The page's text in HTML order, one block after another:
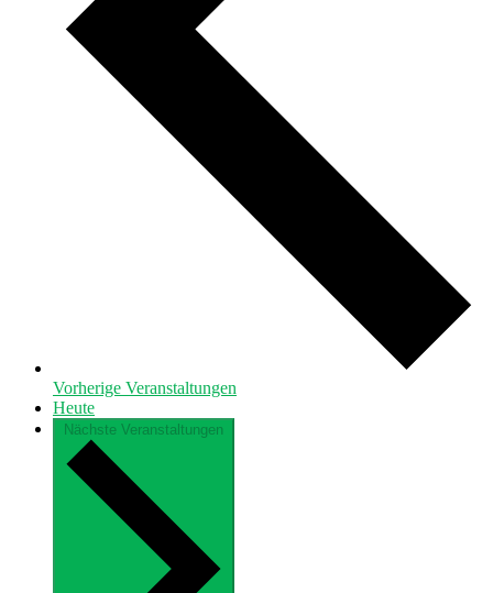
Vorherige Veranstaltungen
Heute
Nächste Veranstaltungen